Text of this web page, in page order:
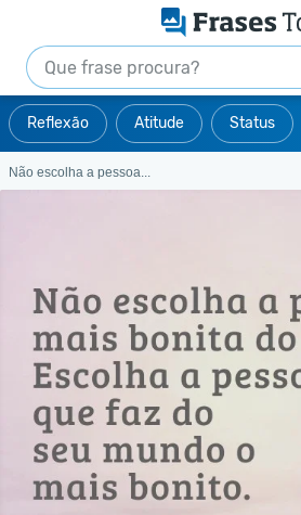
Reflexão Atitude Status
Não escolha a pessoa...